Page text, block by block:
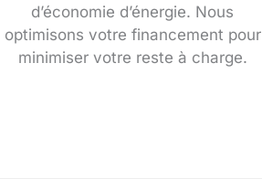
d’économie d’énergie. Nous
optimisons votre financement pour
minimiser votre reste à charge.